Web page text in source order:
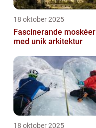
18 oktober 2025
Fascinerande moskéer
med unik arkitektur
18 oktober 2025